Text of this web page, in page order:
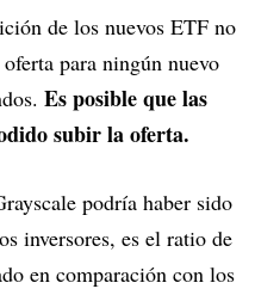
de los nuevos ETF no
para ningún nuevo
Es posible que las
subir la oferta.
podría haber sido
inversores, es el ratio de
en comparación con los